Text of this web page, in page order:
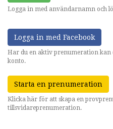
Logga in med användarnamn och
Logga in med Facebook
Har du en aktiv prenumeration kan
konto.
Starta en prenumeration
Klicka här för att skapa en
tillsvidareprenumeration.